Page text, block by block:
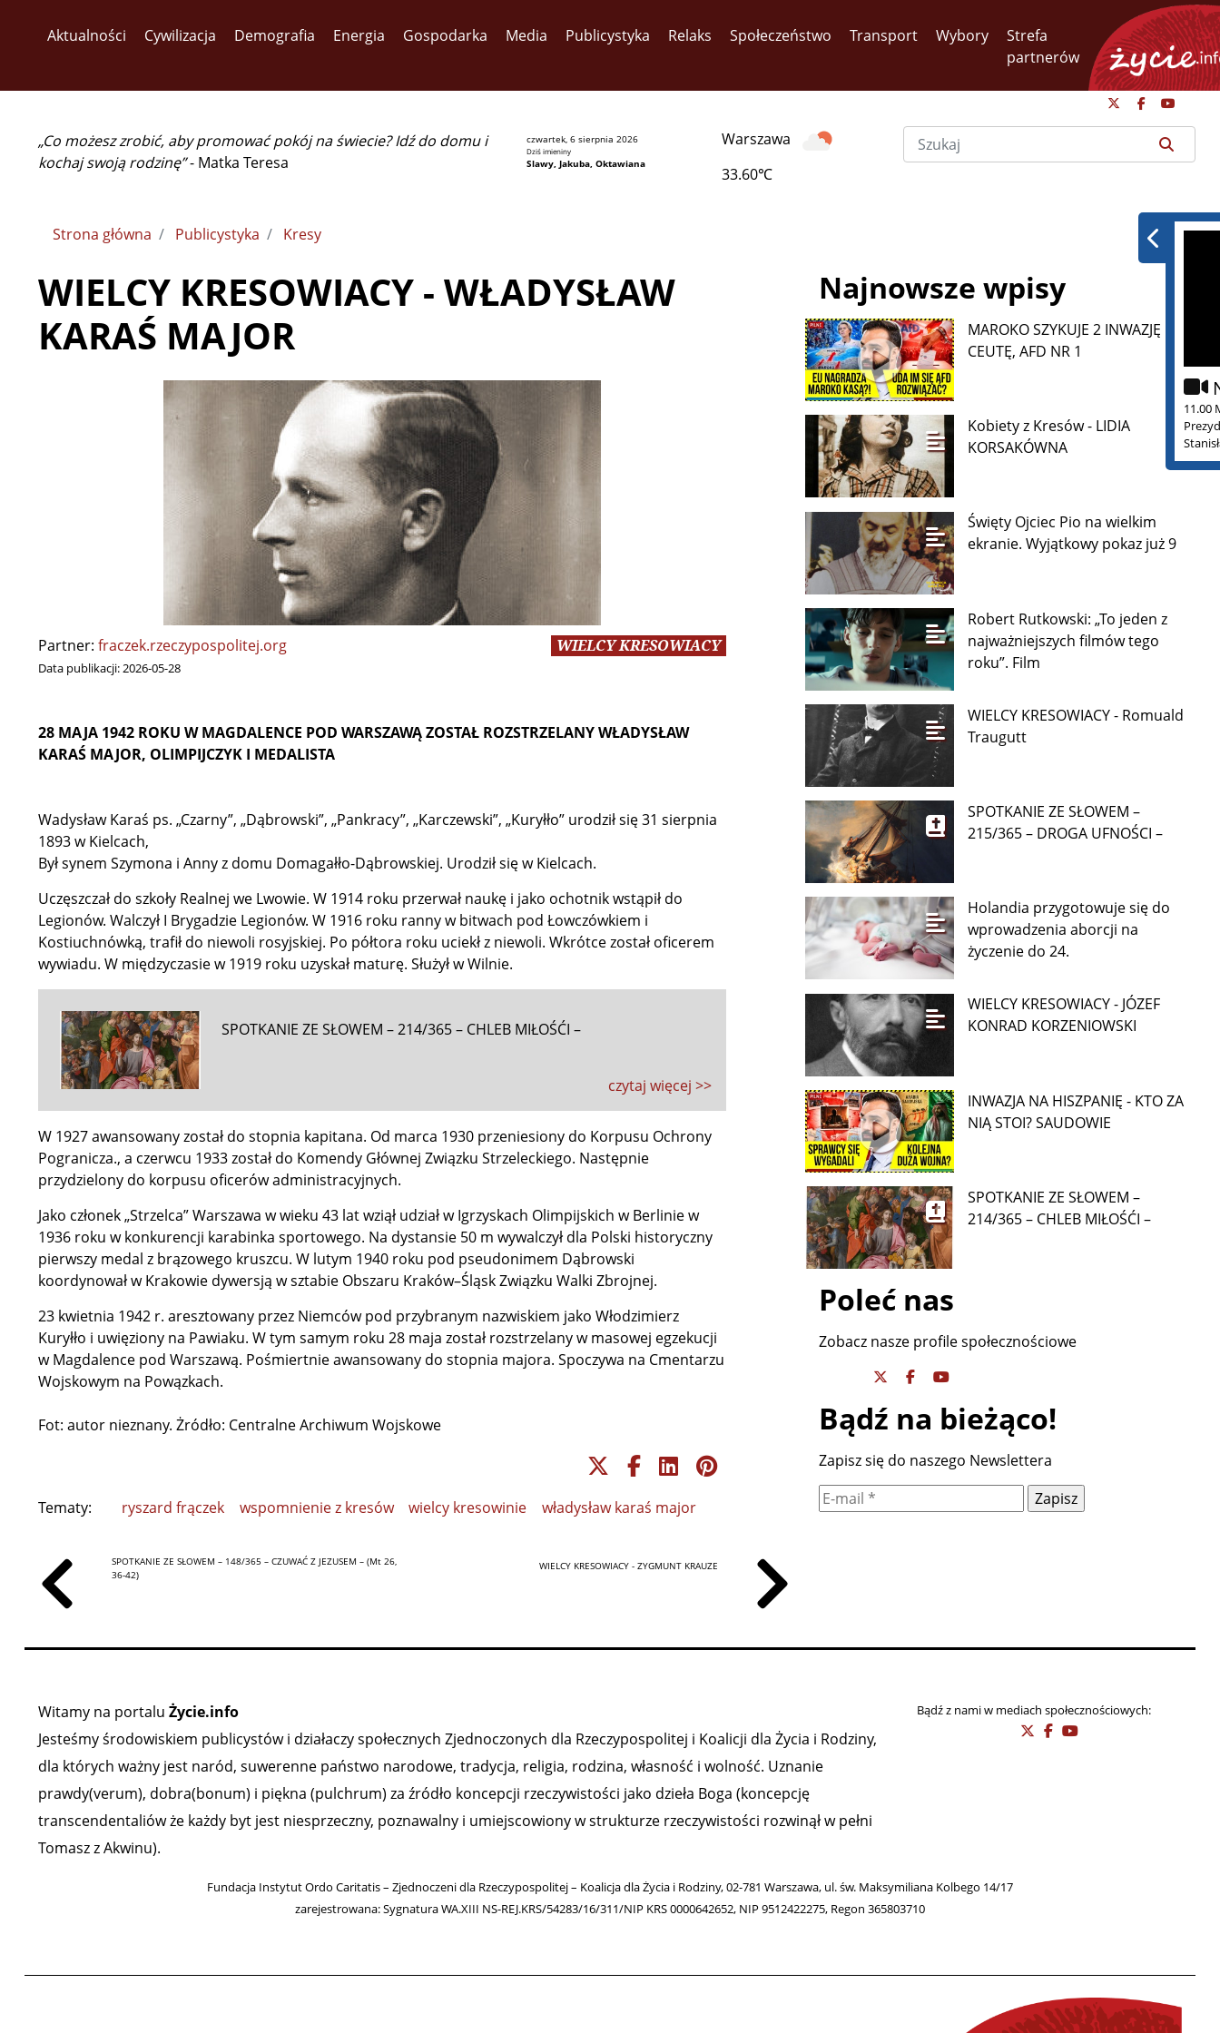
Aktualności Cywilizacja Demografia Energia Gospodarka Media Publicystyka Relaks Społeczeństwo Transport Wybory
Strefa
partnerów
„Co możesz zrobić, aby promować pokój na świecie? Idź do domu i
kochaj swoją rodzinę”- Matka Teresa
czwartek, 6 sierpnia 2026
Dziś imieniny
Slawy, Jakuba, Oktawiana
Warszawa
33.60℃
11.00
Strona główna Publicystyka Kresy
WIELCY KRESOWIACY - WŁADYSŁAW
KARAŚ MAJOR
Partner: fraczek.rzeczypospolitej.org
Data publikacji:2026-05-28
WIELCY KRESOWIACY
28 MAJA 1942 ROKU W MAGDALENCE POD WARSZAWĄ ZOSTAŁ ROZSTRZELANY WŁADYSŁAW
KARAŚ MAJOR, OLIMPIJCZYK I MEDALISTA
Wadysław Karaś ps. „Czarny”, „Dąbrowski”, „Pankracy”, „Karczewski”, „Kuryłło” urodził się 31 sierpnia
1893 w Kielcach,
Był synem Szymona i Anny z domu Domagałło-Dąbrowskiej. Urodził się w Kielcach.
Uczęszczał do szkoły Realnej we Lwowie. W 1914 roku przerwał naukę i jako ochotnik wstąpił do
Legionów. Walczył I Brygadzie Legionów. W 1916 roku ranny w bitwach pod Łowczówkiem i
Kostiuchnówką, trafił do niewoli rosyjskiej. Po półtora roku uciekł z niewoli. Wkrótce został oficerem
wywiadu. W międzyczasie w 1919 roku uzyskał maturę. Służył w Wilnie.
SPOTKANIE ZE SŁOWEM – 214/365 – CHLEB MIŁOŚĆI –
czytaj więcej >>
W 1927 awansowany został do stopnia kapitana. Od marca 1930 przeniesiony do Korpusu Ochrony
Pogranicza., a czerwcu 1933 został do Komendy Głównej Związku Strzeleckiego. Następnie
przydzielony do korpusu oficerów administracyjnych.
Jako członek „Strzelca” Warszawa w wieku 43 lat wziął udział w Igrzyskach Olimpijskich w Berlinie w
1936 roku w konkurencji karabinka sportowego. Na dystansie 50 m wywalczył dla Polski historyczny
pierwszy medal z brązowego kruszcu. W lutym 1940 roku pod pseudonimem Dąbrowski
koordynował w Krakowie dywersją w sztabie Obszaru Kraków–Śląsk Związku Walki Zbrojnej.
23 kwietnia 1942 r. aresztowany przez Niemców pod przybranym nazwiskiem jako Włodzimierz
Kuryłło i uwięziony na Pawiaku. W tym samym roku 28 maja został rozstrzelany w masowej egzekucji
w Magdalence pod Warszawą. Pośmiertnie awansowany do stopnia majora. Spoczywa na Cmentarzu
Wojskowym na Powązkach.
Fot: autor nieznany. Żródło: Centralne Archiwum Wojskowe
Tematy: ryszard frączek wspomnienie z kresów wielcy kresowinie władysław karaś major
SPOTKANIE ZE SŁOWEM – 148/365 – CZUWAĆ Z JEZUSEM – (Mt 26,
36-42)
WIELCY KRESOWIACY - ZYGMUNT KRAUZE
Najnowsze wpisy
MAROKO SZYKUJE 2 INWAZJĘ NA
CEUTĘ, AFD NR 1
Kobiety z Kresów - LIDIA
KORSAKÓWNA
Święty Ojciec Pio na wielkim
ekranie. Wyjątkowy pokaz już 9
Robert Rutkowski: „To jeden z
najważniejszych filmów tego
roku”. Film
WIELCY KRESOWIACY - Romuald
Traugutt
SPOTKANIE ZE SŁOWEM –
215/365 – DROGA UFNOŚCI –
Holandia przygotowuje się do
wprowadzenia aborcji na
życzenie do 24.
WIELCY KRESOWIACY - JÓZEF
KONRAD KORZENIOWSKI
INWAZJA NA HISZPANIĘ - KTO ZA
NIĄ STOI? SAUDOWIE
SPOTKANIE ZE SŁOWEM –
214/365 – CHLEB MIŁOŚĆI –
Poleć nas
Zobacz nasze profile społecznościowe
Bądź na bieżąco!
Zapisz się do naszego Newslettera
Witamy na portalu Życie.info
Jesteśmy środowiskiem publicystów i działaczy społecznych Zjednoczonych dla Rzeczypospolitej i Koalicji dla Życia i Rodziny,
dla których ważny jest naród, suwerenne państwo narodowe, tradycja, religia, rodzina, własność i wolność. Uznanie
prawdy(verum), dobra(bonum) i piękna (pulchrum) za źródło koncepcji rzeczywistości jako dzieła Boga (koncepcję
transcendentaliów że każdy byt jest niesprzeczny, poznawalny i umiejscowiony w strukturze rzeczywistości rozwinął w pełni
Tomasz z Akwinu).
Bądź z nami w mediach społecznościowych:
Fundacja Instytut Ordo Caritatis – Zjednoczeni dla Rzeczypospolitej – Koalicja dla Życia i Rodziny, 02-781 Warszawa, ul. św. Maksymiliana Kolbego 14/17
zarejestrowana: Sygnatura WA.XIII NS-REJ.KRS/54283/16/311/NIP KRS 0000642652, NIP 9512422275, Regon 365803710